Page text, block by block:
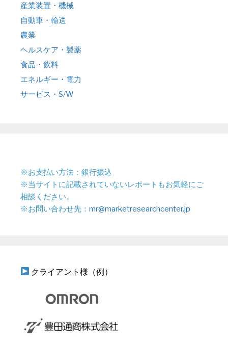
産業装置・機械
自動車・輸送
農業
ヘルスケア・製薬
食品・飲料
エネルギー・電力
サービス・S/W
※お支払い方法：銀行振込
※当サイトに記載されていないレポートもお気軽にご
相談ください。
※お問い合わせ先： mr@marketresearchcenter.jp
クライアント様（例）